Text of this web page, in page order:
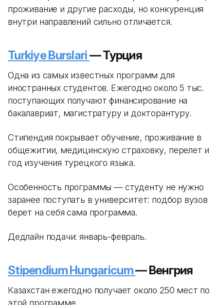
проживание и другие расходы, но конкуренция
внутри направлений сильно отличается.
Turkiye Burslari— Турция
Одна из самых известных программ для
иностранных студентов. Ежегодно около 5 тыс.
поступающих получают финансирование на
бакалавриат, магистратуру и докторантуру.
Стипендия покрывает обучение, проживание в
общежитии, медицинскую страховку, перелет и
год изучения турецкого языка.
Особенность программы — студенту не нужно
заранее поступать в университет: подбор вузов
берет на себя сама программа.
Дедлайн подачи: январь-февраль.
Stipendium Hungaricum— Венгрия
Казахстан ежегодно получает около 250 мест по
этой программе.